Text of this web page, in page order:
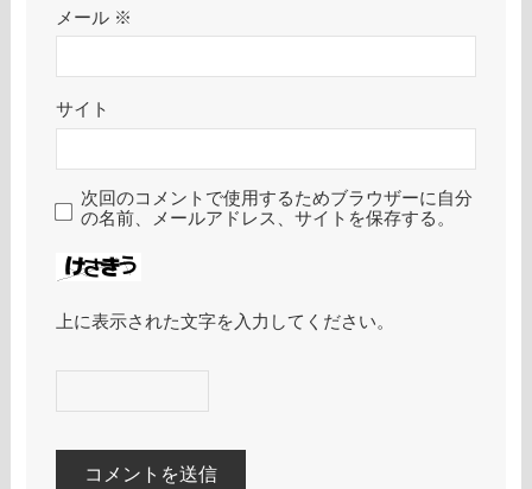
メール ※
サイト
次回のコメントで使用するためブラウザーに自分
の名前、メールアドレス、サイトを保存する。
上に表示された文字を入力してください。